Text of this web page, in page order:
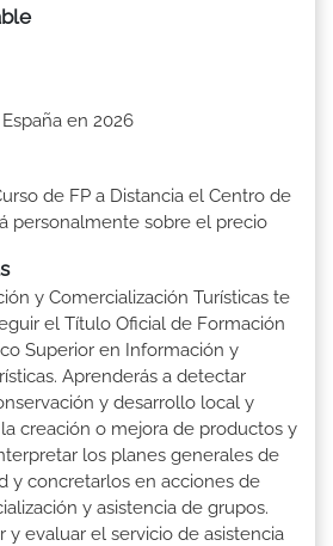
en 2026
de FP a Distancia el Centro de
personalmente sobre el precio
y Comercialización Turísticas te
el Título Oficial de Formación
Superior en Información y
Aprenderás a detectar
y desarrollo local y
creación o mejora de productos y
los planes generales de
y concretarlos en acciones de
y asistencia de grupos.
y evaluar el servicio de asistencia